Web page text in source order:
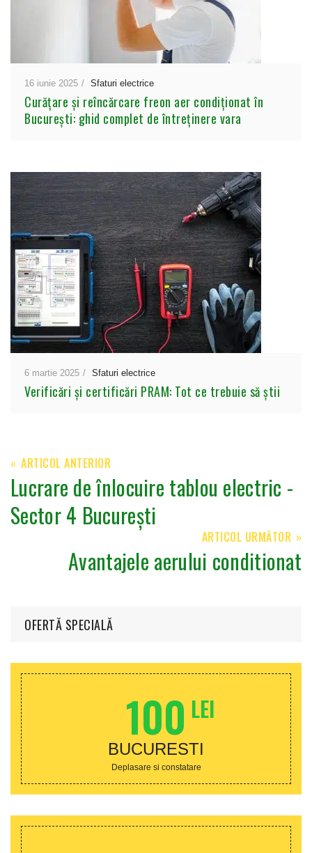
16 iunie 2025 Sfaturi electrice
Curățare și reîncărcare freon aer condiționat în
București: ghid complet de întreținere vara
6 martie 2025 Sfaturi electrice
Verificări și certificări PRAM: Tot ce trebuie să știi
ARTICOL ANTERIOR
Lucrare de înlocuire tablou electric -
Sector 4 București
ARTICOL URMĂTOR
Avantajele aerului conditionat
OFERTĂ SPECIALĂ
LEI
100
BUCURESTI
Deplasare si constatare